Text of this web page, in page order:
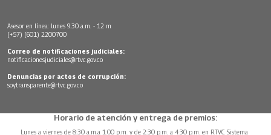
Asesor en línea: lunes 9:30 a.m. - 12 m
(+57) (601) 2200700
Correo de notificaciones judiciales:
notificacionesjudiciales@rtvc.gov.co
Denuncias por actos de corrupción:
soytransparente@rtvc.gov.co
Horario de atención y entrega de premios:
Lunes a viernes de 8:30 a.m.a 1:00 p.m. y de 2:30 p.m. a 4:30 p.m. en RTVC Sistema